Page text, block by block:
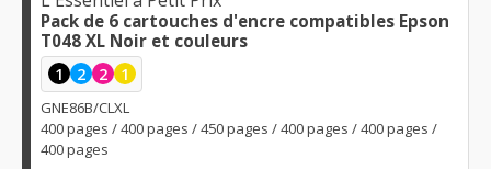
Pack de 6 cartouches d'encre compatibles Epson
T048 XL Noir et couleurs
1 2 2 1
GNE86B/CLXL
400 pages / 400 pages / 450 pages / 400 pages / 400 pages /
400 pages